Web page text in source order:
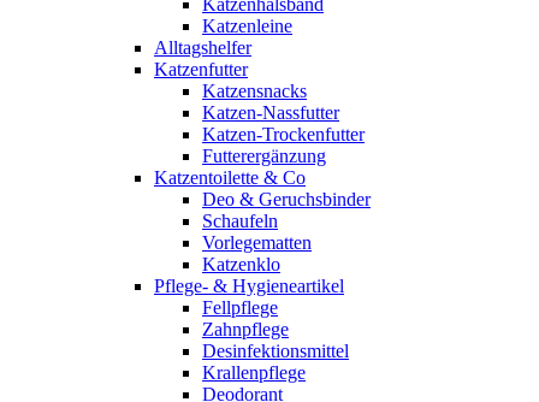
Katzenhalsband
Katzenleine
Alltagshelfer
Katzenfutter
Katzensnacks
Katzen-Nassfutter
Katzen-Trockenfutter
Futterergänzung
Katzentoilette & Co
Deo & Geruchsbinder
Schaufeln
Vorlegematten
Katzenklo
Pflege- & Hygieneartikel
Fellpflege
Zahnpflege
Desinfektionsmittel
Krallenpflege
Deodorant